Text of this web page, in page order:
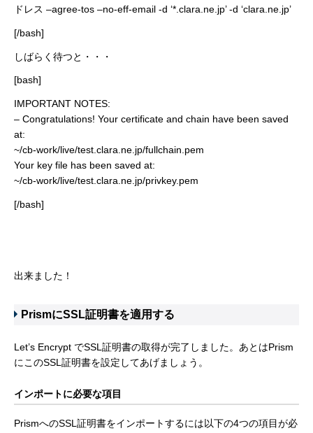
ドレス –agree-tos –no-eff-email -d ‘*.clara.ne.jp’ -d ‘clara.ne.jp’
[/bash]
しばらく待つと・・・
[bash]
IMPORTANT NOTES:
– Congratulations! Your certificate and chain have been saved
at:
~/cb-work/live/test.clara.ne.jp/fullchain.pem
Your key file has been saved at:
~/cb-work/live/test.clara.ne.jp/privkey.pem
[/bash]
出来ました！
PrismにSSL証明書を適用する
Let’s Encrypt でSSL証明書の取得が完了しました。あとはPrism
にこのSSL証明書を設定してあげましょう。
インポートに必要な項目
PrismへのSSL証明書をインポートするには以下の4つの項目が必